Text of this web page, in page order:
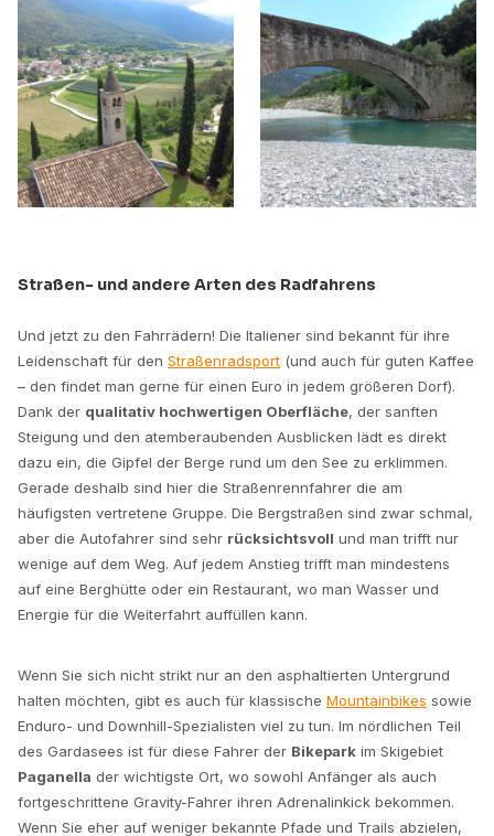
Straßen- und andere Arten des Radfahrens
Und jetzt zu den Fahrrädern! Die Italiener sind bekannt für ihre
Leidenschaft für den Straßenradsport (und auch für guten Kaffee
– den findet man gerne für einen Euro in jedem größeren Dorf).
Dank der qualitativ hochwertigen Oberfläche, der sanften
Steigung und den atemberaubenden Ausblicken lädt es direkt
dazu ein, die Gipfel der Berge rund um den See zu erklimmen.
Gerade deshalb sind hier die Straßenrennfahrer die am
häufigsten vertretene Gruppe. Die Bergstraßen sind zwar schmal,
aber die Autofahrer sind sehr rücksichtsvoll und man trifft nur
wenige auf dem Weg. Auf jedem Anstieg trifft man mindestens
auf eine Berghütte oder ein Restaurant, wo man Wasser und
Energie für die Weiterfahrt auffüllen kann.
Wenn Sie sich nicht strikt nur an den asphaltierten Untergrund
halten möchten, gibt es auch für klassische Mountainbikes sowie
Enduro- und Downhill-Spezialisten viel zu tun. Im nördlichen Teil
des Gardasees ist für diese Fahrer der Bikepark im Skigebiet
Paganella der wichtigste Ort, wo sowohl Anfänger als auch
fortgeschrittene Gravity-Fahrer ihren Adrenalinkick bekommen.
Wenn Sie eher auf weniger bekannte Pfade und Trails abzielen,